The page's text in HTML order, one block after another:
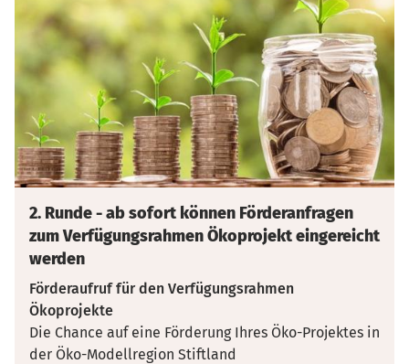
2. Runde - ab sofort können Förderanfragen
zum Verfügungsrahmen Ökoprojekt eingereicht
werden
Förderaufruf für den Verfügungsrahmen
Ökoprojekte
Die Chance auf eine Förderung Ihres Öko-Projektes in
der Öko-Modellregion Stiftland